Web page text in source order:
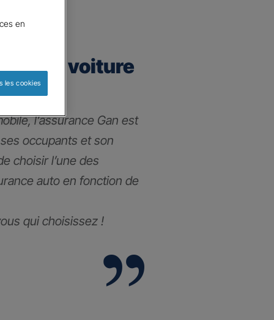
voiture
l’assurance Gan est
occupants et son
choisir l’une des
auto en fonction de
qui choisissez !
en
les cookies